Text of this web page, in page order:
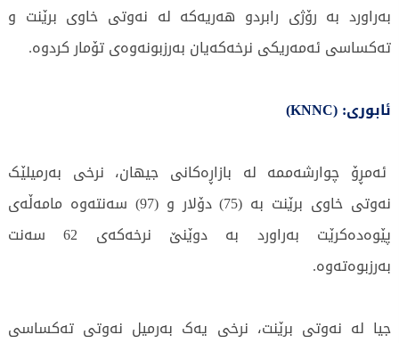
بەراورد بە رۆژی رابردو هەریەکە لە نەوتى خاوى برێنت و
تەکساسى ئەمەریکى نرخەکەیان بەرزبونەوەى تۆمار کردوە.
ئابوری: (KNNC)
ئەمڕۆ چوارشەممە لە بازاڕەکانى جیهان، نرخى بەرمیلێک
نەوتى خاوى برێنت بە (75) دۆلار و (97) سەنتەوە مامەڵەی
پێوەدەکرێت بەراورد بە دوێنێ نرخەکەى 62 سەنت
بەرزبوەتەوە.
جیا لە نەوتى برێنت، نرخی یەک بەرمیل نەوتی تەکساسى